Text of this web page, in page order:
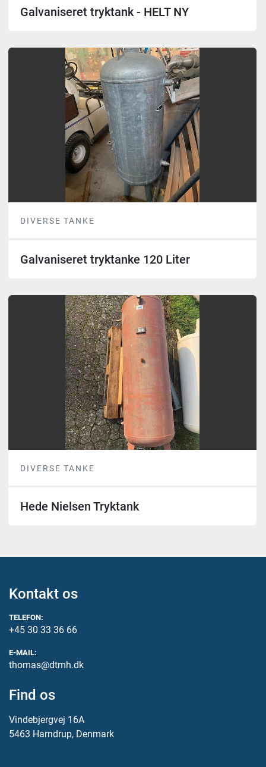
Galvaniseret tryktank - HELT NY
DIVERSE TANKE
Galvaniseret tryktanke 120 Liter
DIVERSE TANKE
Hede Nielsen Tryktank
Kontakt os
TELEFON:
+45 30 33 36 66
E-MAIL:
thomas@dtmh.dk
Find os
Vindebjergvej 16A
5463 Harndrup, Denmark